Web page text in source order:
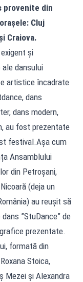
provenite din
Cluj
Craiova.
și
dansului
artistice încadrate
dans
dans modern,
au fost prezentate
festival.Așa cum
Ansamblului
din Petroșani,
(deja un
au reușit să
”StuDance” de
prezentate.
formată din
Stoica,
Mezei și Alexandra